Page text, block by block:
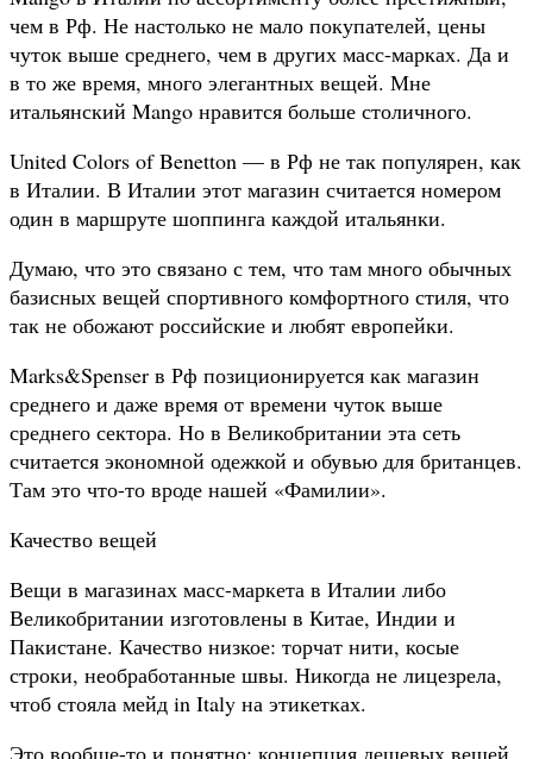
чем в Рф. Не настолько не мало покупателей, цены
чуток выше среднего, чем в других масс-марках. Да и
в то же время, много элегантных вещей. Мне
итальянский Mango нравится больше столичного.
United Colors of Benetton — в Рф не так популярен, как
в Италии. В Италии этот магазин считается номером
один в маршруте шоппинга каждой итальянки.
Думаю, что это связано с тем, что там много обычных
базисных вещей спортивного комфортного стиля, что
так не обожают российские и любят европейки.
Marks&Spenser в Рф позиционируется как магазин
среднего и даже время от времени чуток выше
среднего сектора. Но в Великобритании эта сеть
считается экономной одежкой и обувью для британцев.
Там это что-то вроде нашей «Фамилии».
Качество вещей
Вещи в магазинах масс-маркета в Италии либо
Великобритании изготовлены в Китае, Индии и
Пакистане. Качество низкое: торчат нити, косые
строки, необработанные швы. Никогда не лицезрела,
чтоб стояла мейд in Italy на этикетках.
Это вообще-то и понятно: концепция дешевых вещей